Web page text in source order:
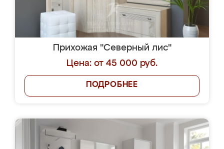
Прихожая "Северный лис"
Цена: от 45 000 руб.
ПОДРОБНЕЕ